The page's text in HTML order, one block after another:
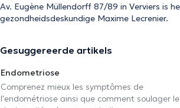
Av. Eugène Müllendorff 87/89 in Verviers is
gezondheidsdeskundige Maxime Lecrenier.
Gesuggereerde artikels
Endometriose
Comprenez mieux les symptômes de
l'endométriose ainsi que comment soulager